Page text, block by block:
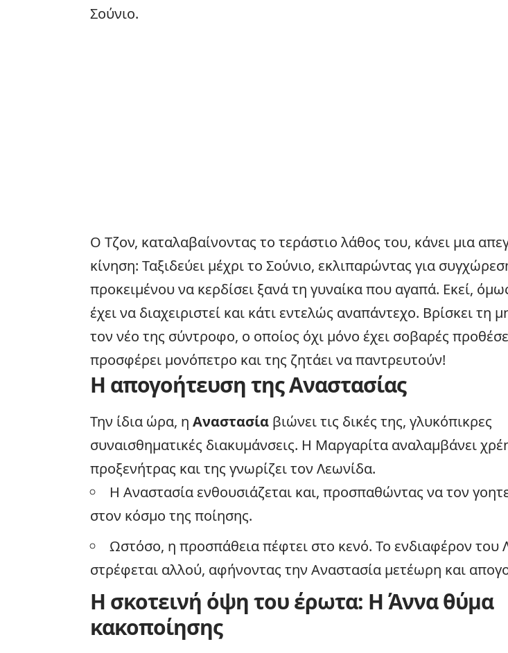
Σούνιο.
Ο Τζον, καταλαβαίνοντας το τεράστιο λάθος του, κάνει μια
κίνηση: Ταξιδεύει μέχρι το Σούνιο, εκλιπαρώντας για
προκειμένου να κερδίσει ξανά τη γυναίκα που αγαπά. Εκεί,
έχει να διαχειριστεί και κάτι εντελώς αναπάντεχο. Βρίσκει τη
τον νέο της σύντροφο, ο οποίος όχι μόνο έχει σοβαρές
προσφέρει μονόπετρο και της ζητάει να παντρευτούν!
Η απογοήτευση της Αναστασίας
Την ίδια ώρα, η Αναστασία βιώνει τις δικές της, γλυκόπικρες
συναισθηματικές διακυμάνσεις. Η Μαργαρίτα αναλαμβάνει
προξενήτρας και της γνωρίζει τον Λεωνίδα.
Η Αναστασία ενθουσιάζεται και, προσπαθώντας να τον
στον κόσμο της ποίησης.
Ωστόσο, η προσπάθεια πέφτει στο κενό. Το ενδιαφέρον του
στρέφεται αλλού, αφήνοντας την Αναστασία μετέωρη και
Η σκοτεινή όψη του έρωτα: Η Άννα θύμα
κακοποίησης